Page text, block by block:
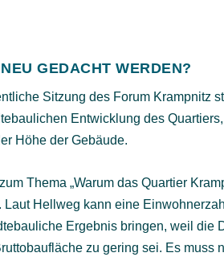
GEDACHT WERDEN?
Sitzung des Forum Krampnitz
Entwicklung des
Höhe der Gebäude.
Thema „Warum das Quartier
Hellweg kann eine
Ergebnis bringen, weil die
zu gering sei. Es muss